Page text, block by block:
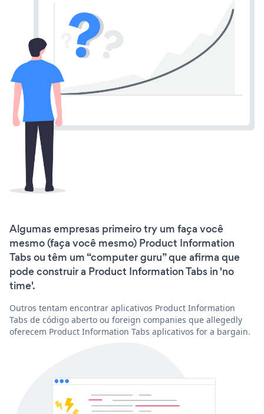
Algumas empresas primeiro try um faça você
mesmo (faça você mesmo) Product Information
Tabs ou têm um “computer guru” que afirma que
pode construir a Product Information Tabs in 'no
time'.
Outros tentam encontrar aplicativos Product Information
Tabs de código aberto ou foreign companies que allegedly
oferecem Product Information Tabs aplicativos for a bargain.